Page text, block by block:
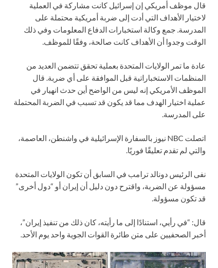
قال موظف أمريكي إن إسرائيل كانت مشاركة في العملية
لاختيار الأهداف التي أدت إلى ضربة أمريكية محتملة على
المدرسة. جمع وكالة استخبارات الدفاع المعلومات وفي ذلك
الوقت وجدوا أن الأهداف كانت صالحة، وفقًا للموظف.
عادة ما تمر الولايات المتحدة بعملية تحقق تتضمن العديد من
المنظمات الاستخباراتية قبل الموافقة على أي ضربة. قال
الموظف الأمريكي إنه ليس من الواضح أين حدث انهيار في
عملية اختيار الهدف مما قد يكون قد تسبب في الضربة المحتملة
على المدرسة.
اتصلت NBC نيوز بالسفارة الإسرائيلية في واشنطن، العاصمة،
والتي لم تقدم تعليقًا فوريًا.
نفى الرئيس دونالد ترامب في السابق أن تكون الولايات المتحدة
مسؤولة عن الضربة، واقترح دون دليل أن إيران أو “دول أخرى”
قد تكون مسؤولة.
قال: “في رأيي، استنادًا إلى ما رأيته، كان ذلك من تنفيذ إيران”،
أخبر الصحفيين على متن طائرة القوات الجوية واحد يوم الأحد.